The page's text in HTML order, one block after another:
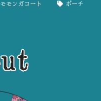
モモンガコート ポーチ